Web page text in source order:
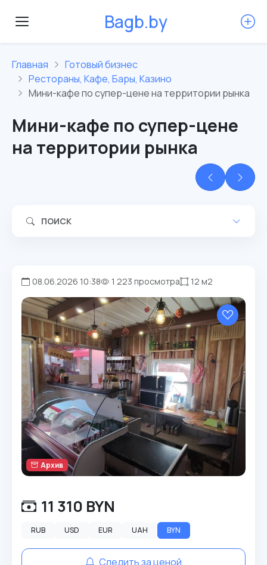
Bagb.by
Главная
Готовый бизнес
Рестораны, Кафе, Бары, Казино
Мини-кафе по супер-цене на территории рынка
Мини-кафе по супер-цене
на территории рынка
ПОИСК
08.06.2026 10:38 1 223 просмотра 12 м2
Архив
11 310 BYN
RUB USD EUR UAH BYN
Следить за ценой